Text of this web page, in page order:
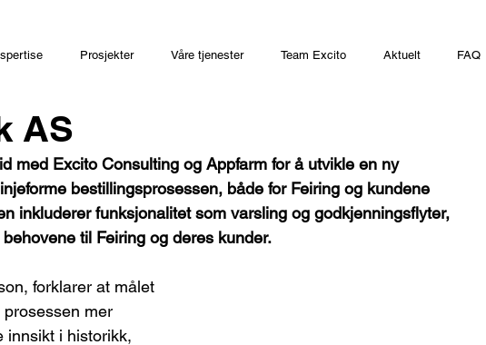
Prosjekter Våre tjenester Team Excito Aktuelt FAQ
AS
med Excito Consulting og Appfarm for å utvikle en ny
bestillingsprosessen, både for Feiring og kundene
inkluderer funksjonalitet som varsling og godkjenningsflyter,
til Feiring og deres kunder.
forklarer at målet
mer
innsikt i historikk,